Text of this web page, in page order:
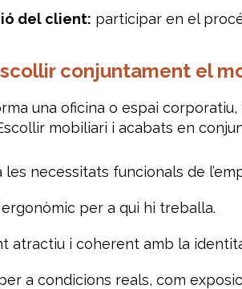
del client: participar en el
conjuntament el
una oficina o espai corporatiu,
mobiliari i acabats en
les necessitats funcionals de
per a qui hi treballa.
atractiu i coherent amb la
a condicions reals, com